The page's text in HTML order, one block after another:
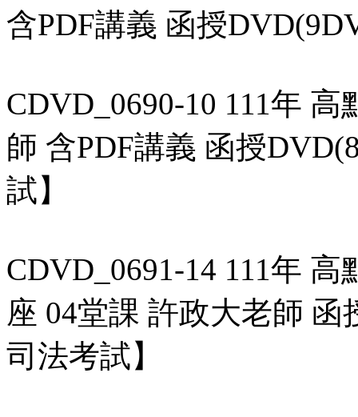
含PDF講義 函授
CDVD_0690-10 111年
師 含PDF講義 函授
試】
CDVD_0691-14 111年
座 04堂課 許政大老師
司法考試】